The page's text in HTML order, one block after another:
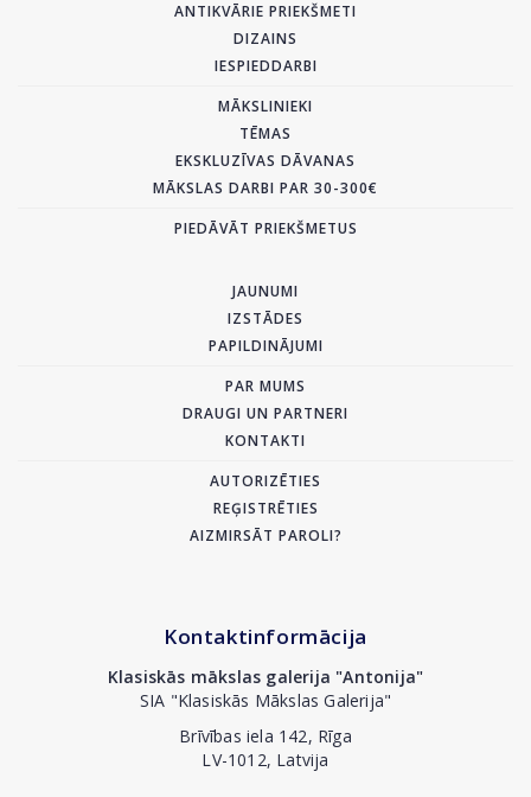
ANTIKVĀRIE PRIEKŠMETI
DIZAINS
IESPIEDDARBI
MĀKSLINIEKI
TĒMAS
EKSKLUZĪVAS DĀVANAS
MĀKSLAS DARBI PAR 30-300€
PIEDĀVĀT PRIEKŠMETUS
JAUNUMI
IZSTĀDES
PAPILDINĀJUMI
PAR MUMS
DRAUGI UN PARTNERI
KONTAKTI
AUTORIZĒTIES
REĢISTRĒTIES
AIZMIRSĀT PAROLI?
Kontaktinformācija
Klasiskās mākslas galerija "Antonija"
SIA "Klasiskās Mākslas Galerija"
Brīvības iela 142, Rīga
LV-1012, Latvija